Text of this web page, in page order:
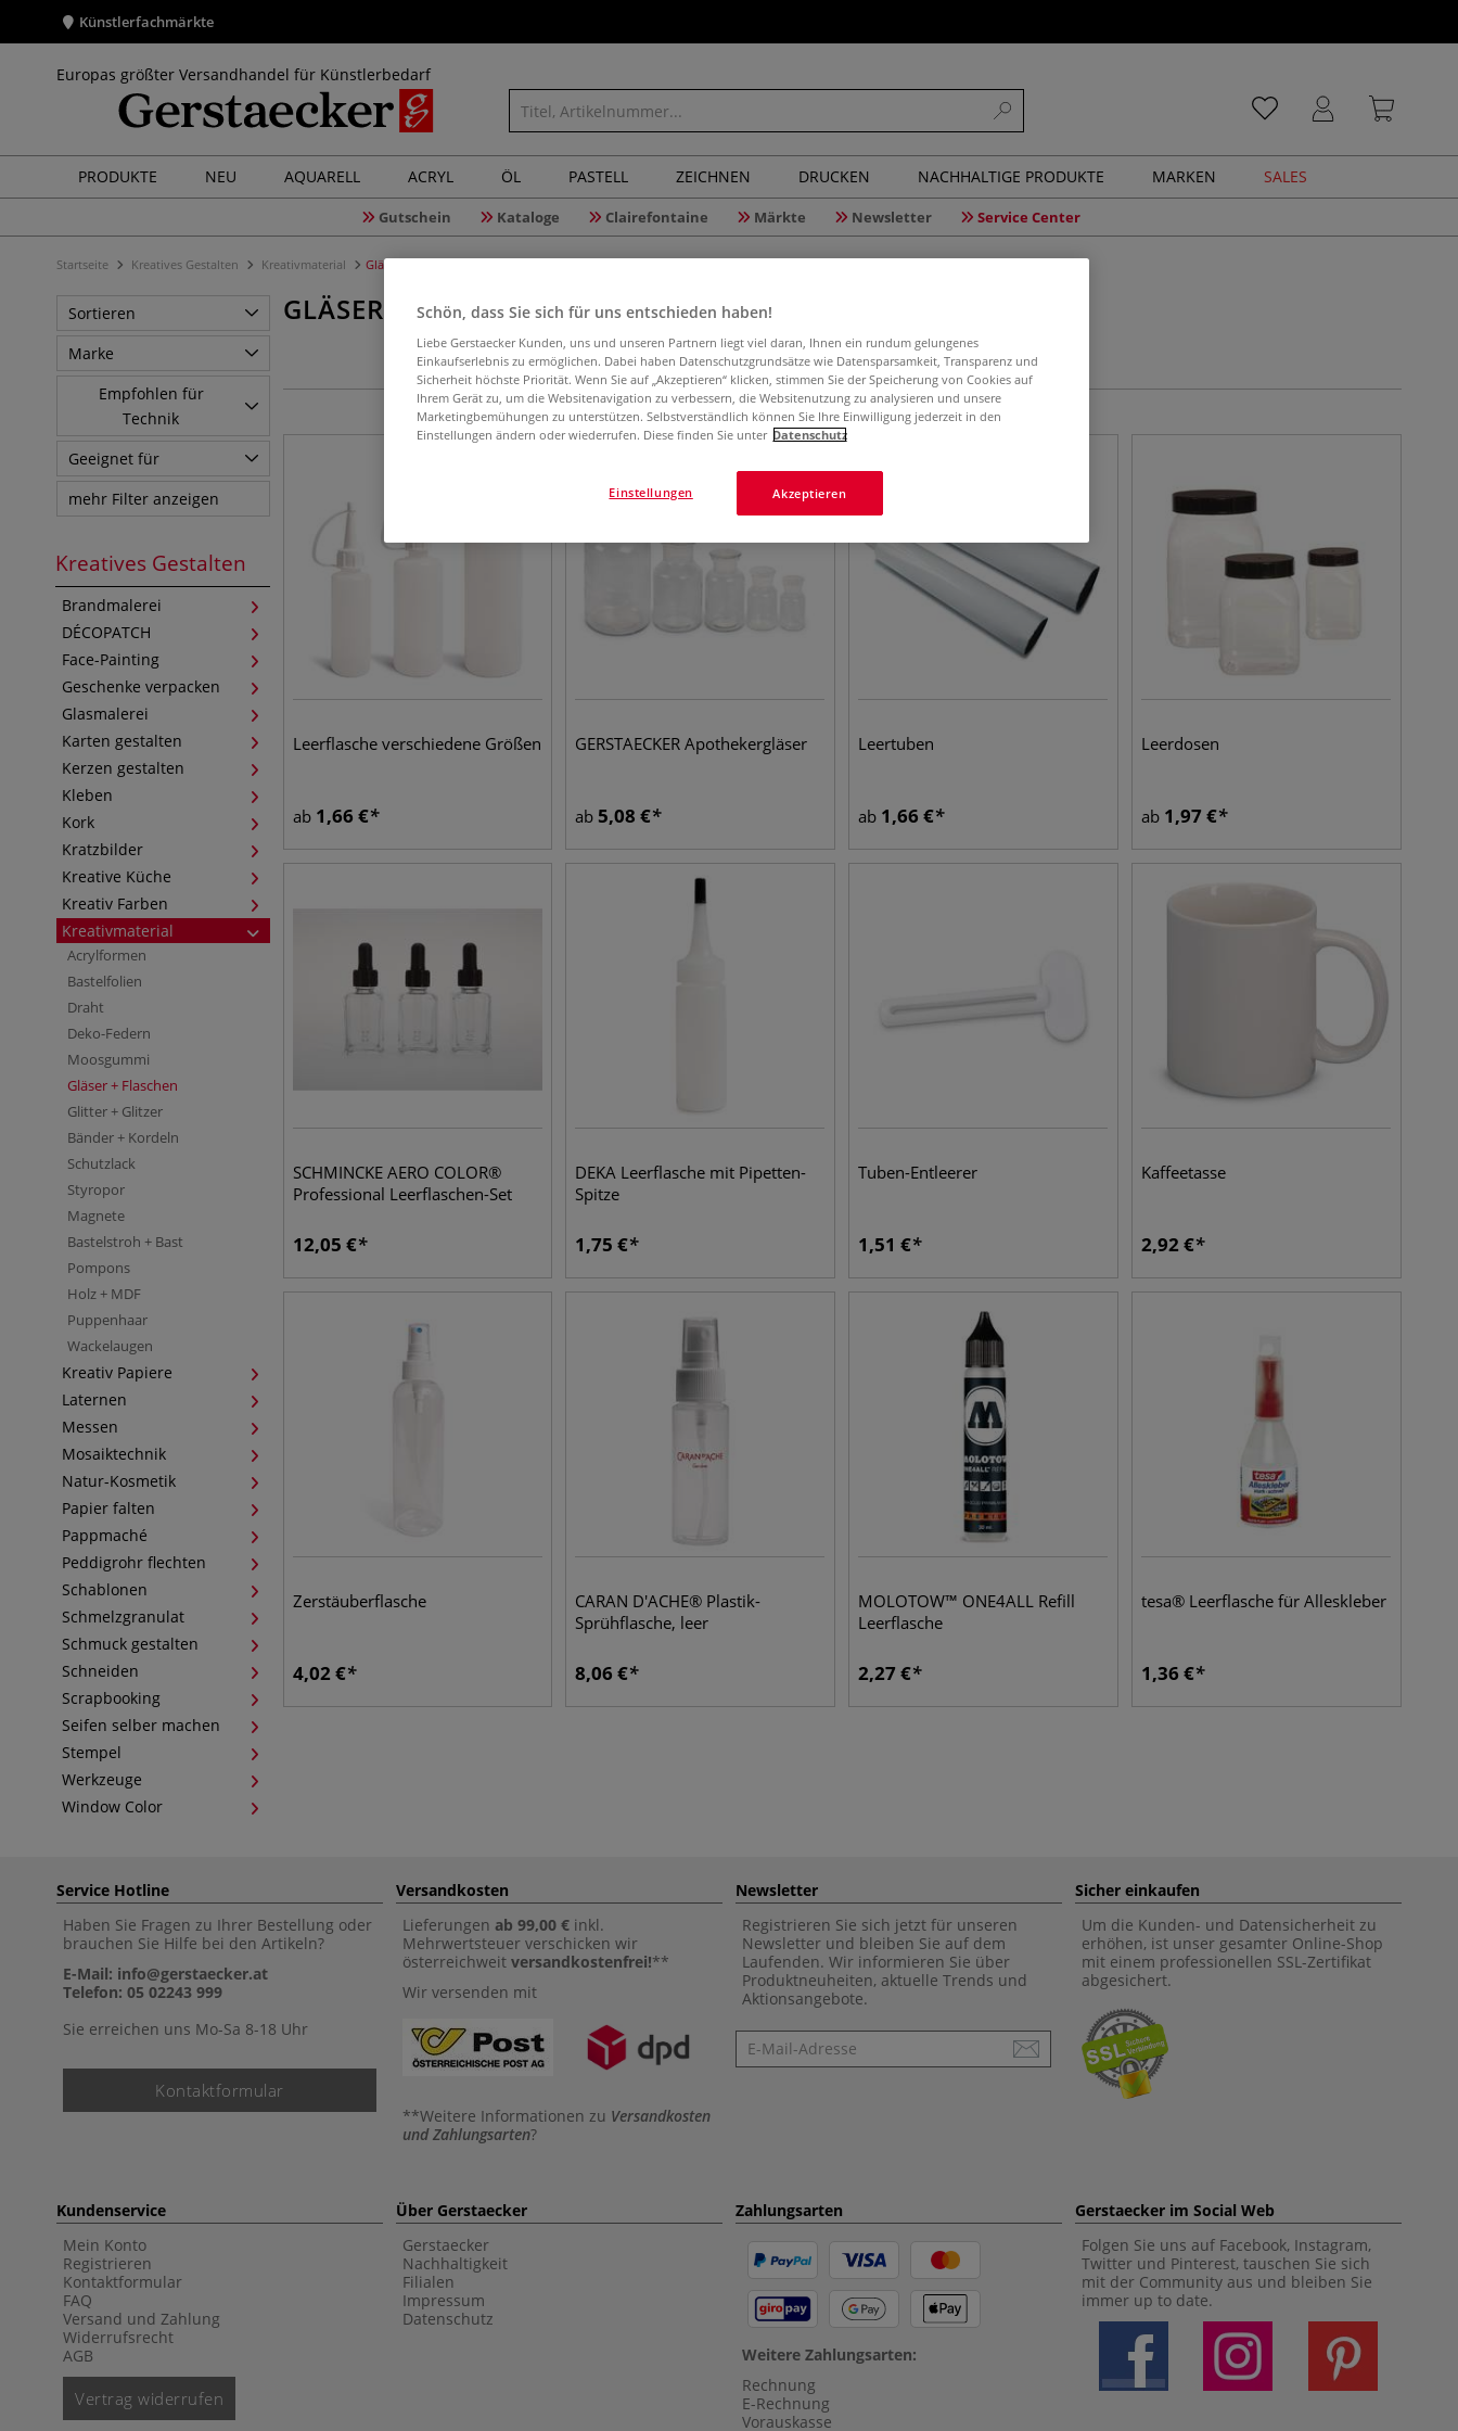
Künstlerfachmärkte
Europas größter Versandhandel für Künstlerbedarf
PRODUKTE NEU AQUARELL ACRYL ÖL PASTELL ZEICHNEN DRUCKEN NACHHALTIGE PRODUKTE MARKEN SALES
Gutschein Kataloge Clairefontaine Märkte Newsletter Service Center
Startseite Kreatives Gestalten Kreativmaterial Gläser + Flaschen
Sortieren
Marke
Empfohlen für
Technik
Geeignet für
mehr Filter anzeigen
Kreatives Gestalten
Brandmalerei
DÉCOPATCH
Face-Painting
Geschenke verpacken
Glasmalerei
Karten gestalten
Kerzen gestalten
Kleben
Kork
Kratzbilder
Kreative Küche
Kreativ Farben
Kreativmaterial
Acrylformen
Bastelfolien
Draht
Deko-Federn
Moosgummi
Gläser + Flaschen
Glitter + Glitzer
Bänder + Kordeln
Schutzlack
Styropor
Magnete
Bastelstroh + Bast
Pompons
Holz + MDF
Puppenhaar
Wackelaugen
Kreativ Papiere
Laternen
Messen
Mosaiktechnik
Natur-Kosmetik
Papier falten
Pappmaché
Peddigrohr flechten
Schablonen
Schmelzgranulat
Schmuck gestalten
Schneiden
Scrapbooking
Seifen selber machen
Stempel
Werkzeuge
Window Color
GLÄSER + FLASCHEN
12 Artikel
Leerflasche verschiedene Größen
ab 1,66 €
GERSTAECKER Apothekergläser
ab 5,08 €
Leertuben
ab 1,66 €
Leerdosen
ab 1,97 €
SCHMINCKE AERO COLOR®
Professional Leerflaschen-Set
12,05 €
DEKA Leerflasche mit Pipetten-
Spitze
1,75 €
Tuben-Entleerer
1,51 €
Kaffeetasse
2,92 €
Zerstäuberflasche
4,02 €
CARAN D'ACHE® Plastik-
Sprühflasche, leer
8,06 €
MOLOTOW™ ONE4ALL Refill
Leerflasche
2,27 €
tesa® Leerflasche für Alleskleber
1,36 €
Service Hotline
Haben Sie Fragen zu Ihrer Bestellung oder
brauchen Sie Hilfe bei den Artikeln?
E-Mail: info@gerstaecker.at
Telefon: 05 02243 999
Sie erreichen uns Mo-Sa 8-18 Uhr
Kontaktformular
Versandkosten
Lieferungen ab 99,00 € inkl.
Mehrwertsteuer verschicken wir
österreichweit versandkostenfrei!**
Wir versenden mit
**Weitere Informationen zu Versandkosten
und Zahlungsarten?
Newsletter
Registrieren Sie sich jetzt für unseren
Newsletter und bleiben Sie auf dem
Laufenden. Wir informieren Sie über
Produktneuheiten, aktuelle Trends und
Aktionsangebote.
Newsletter
Sicher einkaufen
Um die Kunden- und Datensicherheit zu
erhöhen, ist unser gesamter Online-Shop
mit einem professionellen SSL-Zertifikat
abgesichert.
Kundenservice
Mein Konto
Registrieren
Kontaktformular
FAQ
Versand und Zahlung
Widerrufsrecht
AGB
Vertrag widerrufen
Über Gerstaecker
Gerstaecker
Nachhaltigkeit
Filialen
Impressum
Datenschutz
Zahlungsarten
Weitere Zahlungsarten:
Rechnung
E-Rechnung
Vorauskasse
Gerstaecker im Social Web
Folgen Sie uns auf Facebook, Instagram,
Twitter und Pinterest, tauschen Sie sich
mit der Community aus und bleiben Sie
immer up to date.
Schön, dass Sie sich für uns entschieden haben!
Liebe Gerstaecker Kunden, uns und unseren Partnern liegt viel daran, Ihnen ein rundum gelungenes
Einkaufserlebnis zu ermöglichen. Dabei haben Datenschutzgrundsätze wie Datensparsamkeit, Transparenz und
Sicherheit höchste Priorität. Wenn Sie auf „Akzeptieren“ klicken, stimmen Sie der Speicherung von Cookies auf
Ihrem Gerät zu, um die Websitenavigation zu verbessern, die Websitenutzung zu analysieren und unsere
Marketingbemühungen zu unterstützen. Selbstverständlich können Sie Ihre Einwilligung jederzeit in den
Einstellungen ändern oder wiederrufen. Diese finden Sie unter Datenschutz
Akzeptieren
Einstellungen